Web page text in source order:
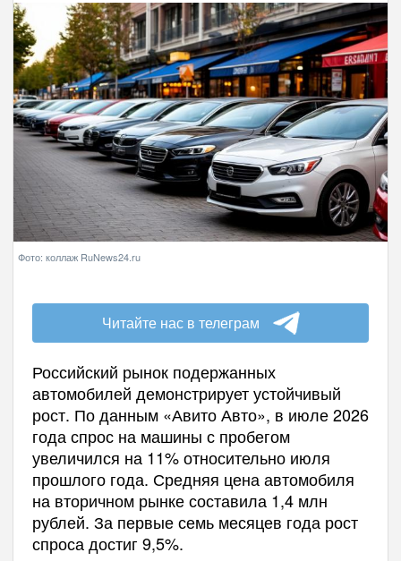
Фото: коллаж RuNews24.ru
Читайте нас в телеграм
Российский рынок подержанных
автомобилей демонстрирует устойчивый
рост. По данным «Авито Авто», в июле 2026
года спрос на машины с пробегом
увеличился на 11% относительно июля
прошлого года. Средняя цена автомобиля
на вторичном рынке составила 1,4 млн
рублей. За первые семь месяцев года рост
спроса достиг 9,5%.